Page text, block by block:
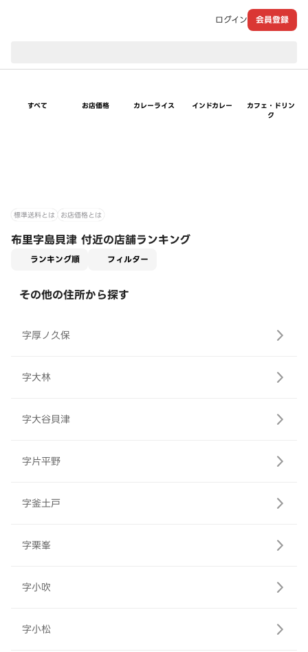
ログイン 会員登録
すべて お店価格 カレーライス インドカレー
カフェ・ドリン
ク
標準送料とは お店価格とは
布里字島貝津 付近の店舗ランキング
ランキング順 フィルター
その他の住所から探す
字厚ノ久保
字大林
字大谷貝津
字片平野
字釜土戸
字栗峯
字小吹
字小松